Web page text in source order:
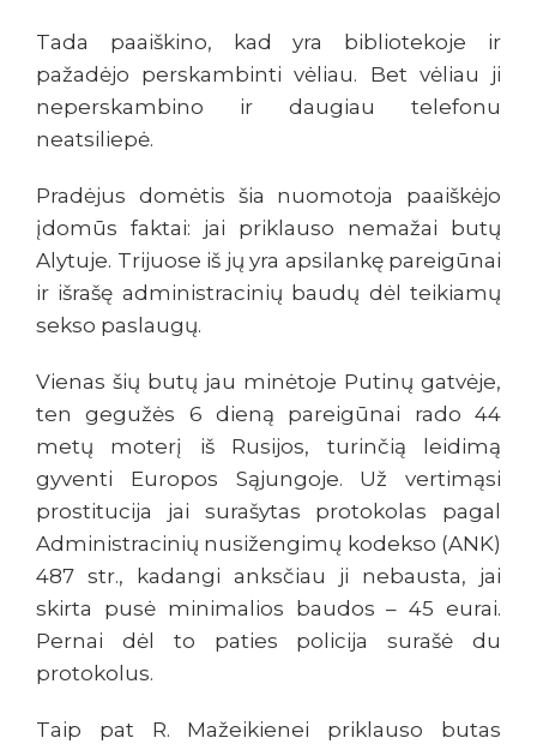
Tada paaiškino, kad yra bibliotekoje ir
pažadėjo perskambinti vėliau. Bet vėliau ji
neperskambino ir daugiau telefonu
neatsiliepė.
Pradėjus domėtis šia nuomotoja paaiškėjo
įdomūs faktai: jai priklauso nemažai butų
Alytuje. Trijuose iš jų yra apsilankę pareigūnai
ir išrašę administracinių baudų dėl teikiamų
sekso paslaugų.
Vienas šių butų jau minėtoje Putinų gatvėje,
ten gegužės 6 dieną pareigūnai rado 44
metų moterį iš Rusijos, turinčią leidimą
gyventi Europos Sąjungoje. Už vertimąsi
prostitucija jai surašytas protokolas pagal
Administracinių nusižengimų kodekso (ANK)
487 str., kadangi anksčiau ji nebausta, jai
skirta pusė minimalios baudos – 45 eurai.
Pernai dėl to paties policija surašė du
protokolus.
Taip pat R. Mažeikienei priklauso butas